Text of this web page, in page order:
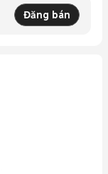
Đăng bán